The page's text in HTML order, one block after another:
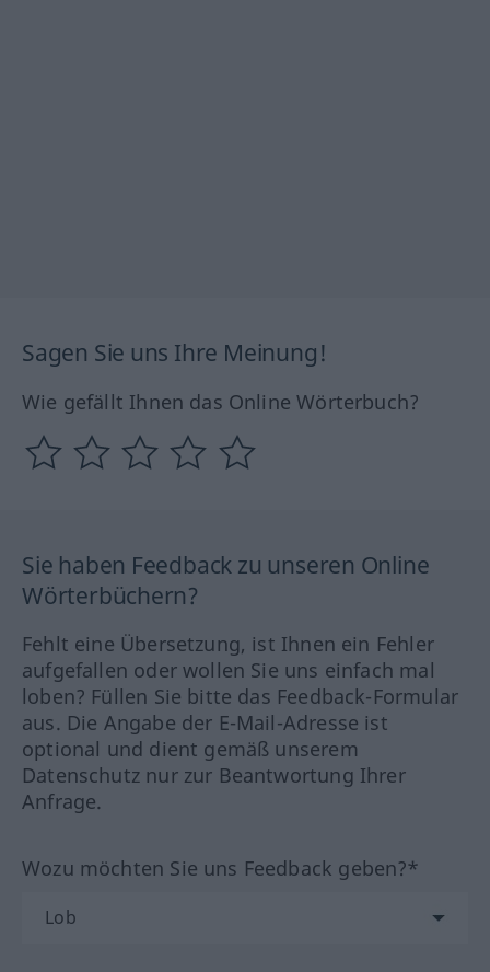
Sagen Sie uns Ihre Meinung!
Wie gefällt Ihnen das Online Wörterbuch?
Sie haben Feedback zu unseren Online
Wörterbüchern?
Fehlt eine Übersetzung, ist Ihnen ein Fehler
aufgefallen oder wollen Sie uns einfach mal
loben? Füllen Sie bitte das Feedback-Formular
aus. Die Angabe der E-Mail-Adresse ist
optional und dient gemäß unserem
Datenschutz nur zur Beantwortung Ihrer
Anfrage.
Wozu möchten Sie uns Feedback geben?*